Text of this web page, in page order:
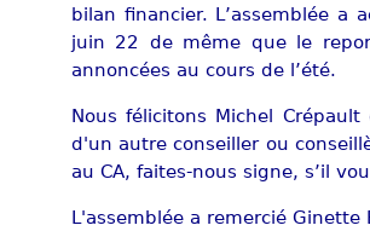
bilan financier. L’assemblée a
juin 22 de même que le
annoncées au cours de l’été.
Nous félicitons Michel
d'un autre conseiller ou
au CA, faites-nous signe, s’il
L'assemblée a remercié